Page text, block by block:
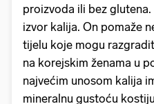
proizvoda ili bez
izvor kalija. On pomaže
tijelu koje mogu
na korejskim ženama u
najvećim unosom kalija
mineralnu gustoću